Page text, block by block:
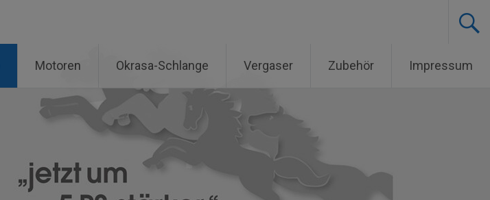
Motoren Okrasa-Schlange Vergaser Zubehör Impressum